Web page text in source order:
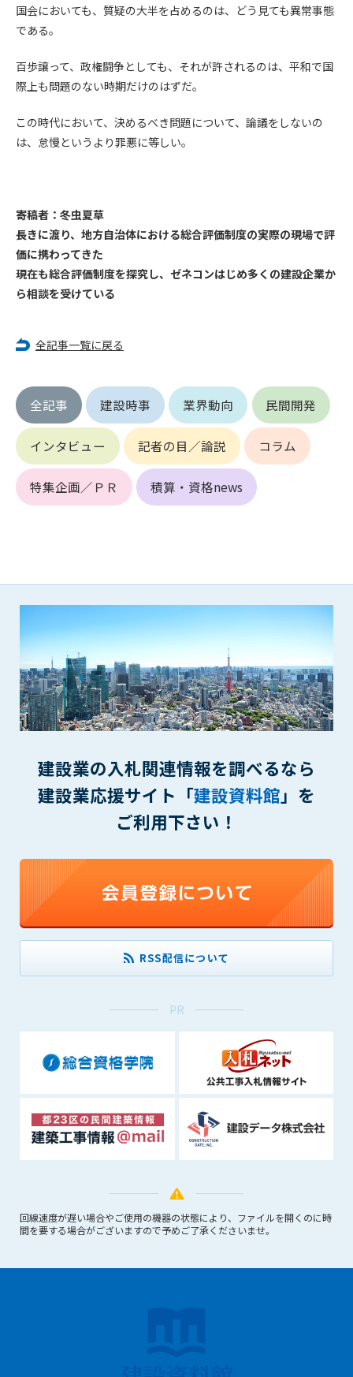
国会においても、質疑の大半を占めるのは、どう見ても異常事態
である。
百歩譲って、政権闘争としても、それが許されるのは、平和で国
際上も問題のない時期だけのはずだ。
この時代において、決めるべき問題について、論議をしないの
は、怠慢というより罪悪に等しい。
寄稿者：冬虫夏草
長きに渡り、地方自治体における総合評価制度の実際の現場で評
価に携わってきた
現在も総合評価制度を探究し、ゼネコンはじめ多くの建設企業か
ら相談を受けている
全記事一覧に戻る
全記事 建設時事 業界動向 民間開発
インタビュー 記者の目／論説 コラム
特集企画／ＰＲ 積算・資格news
建設業の入札関連情報を調べるなら
建設業応援サイト「建設資料館」を
ご利用下さい！
RSS配信について
PR
回線速度が遅い場合やご使用の機器の状態により、ファイルを開くのに時
間を要する場合がございますので予めご了承くださいませ。
(8) 犯罪的行為に結びつく行為
(9) その他、法律に反する行為
を、営利を目的として第三者に転売し、または転売のため
に第三者に提供すること
第7条（登録内容の削除）
管理者は、会員が登録した内容が以下に該当する、またはその
恐れのあるものは、会員の承諾なく削除できるものとします。
(2) 建設資料館の運営および保守管理上、必要と判断した場合
(3) 広告掲載料金の支払が遅延した場合
(4) その他、管理者が不適当と判断した場合
第8条（サービスの変更・中止等）
管理者は、会員の承諾なく、本サービス内容の変更(新規追加、
被った損害について管理者は､一切の責任をも負わないものと
第9条（会員の個人情報）
会員の氏名、住所、性別、年齢、メールアドレスその他本サー
ビスの提供に関連して管理者が知り得た会員の個人情報（以下
個人情報といいます）について、管理者は、以下の各号に該当
する場合を除き、第三者に開示または提供しないものとしま
(1) 会員が、自己の個人情報の開示に事前に同意している場合
(4) 法令等により開示を求められた場合
管理者は、会員が登録した内容が以下に該当する、またはその
恐れのあるものは、会員の承諾なく削除できるものとします。
1. 管理者は、会員が本サービスを利用することにより得た情報
等（プログラムを含みます）について、その完全性、正確性
を保証もしないものとします。また、当該情報等に起因して
生じた一切の損害に対して、管理者は、何らの責任も負わな
2. 会員は、自己の費用と責任において本サービスを利用するも
のとし、会員による本サービスの利用に関連し、第三者から
問合せ、クレーム、請求等がなされまたは訴訟が提起された
場合、当該会員は、自らの費用と責任においてこれを解決す
取引に起因する損害及び広告等が掲載されたこと自体に起因
する損害については一切責任を負いません。
第11条（運用の停止）
停電や天災等の不可抗力、または保守・点検・加入者の利便性
向上のための設備工事等の為に本サービスの運用を停止するこ
とがあります。運用停止については事前に建設資料館WEB上で
第12条（変更の届出）
会員は、住所、電話番号、その他管理者への届出内容に変更が
あった場合には、速やかに所定の方法で変更の届出をするもの
とします。届出がなかったことで会員が不利益を被ったとして
も、管理者は一切その責任を負いません。
1. サポーター会員が本サービスへの広告掲載を解約する場合
は、契約期間終了月の10日までに書面・電話等で管理者宛に
通知・連絡するものとします。その場合、契約期間終了月の
2. 本サービスの最低利用期間はサービスを開始した日から6か
月間とします。
3. いかなる事由によっても、すでにお支払済の料金等の払い戻